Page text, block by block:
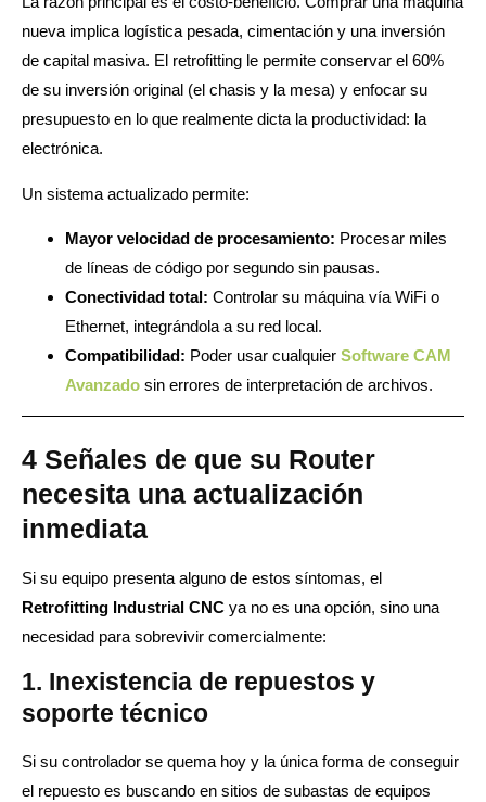
nueva implica logística pesada, cimentación y una inversión
de capital masiva. El retrofitting le permite conservar el 60%
de su inversión original (el chasis y la mesa) y enfocar su
presupuesto en lo que realmente dicta la productividad: la
electrónica.
Un sistema actualizado permite:
Mayor velocidad de procesamiento: Procesar miles
de líneas de código por segundo sin pausas.
Conectividad total: Controlar su máquina vía WiFi o
Ethernet, integrándola a su red local.
Compatibilidad: Poder usar cualquier Software CAM
Avanzado sin errores de interpretación de archivos.
4 Señales de que su Router
necesita una actualización
inmediata
Si su equipo presenta alguno de estos síntomas, el
Retrofitting Industrial CNC ya no es una opción, sino una
necesidad para sobrevivir comercialmente:
1. Inexistencia de repuestos y
soporte técnico
Si su controlador se quema hoy y la única forma de conseguir
el repuesto es buscando en sitios de subastas de equipos